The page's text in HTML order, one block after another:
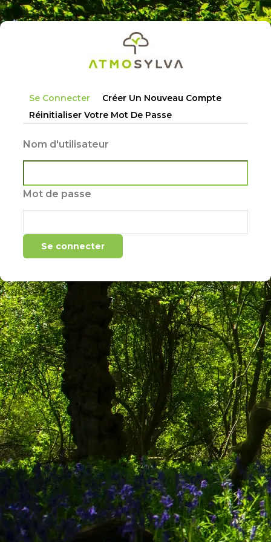
Aller
au
Onglets
principaux
Se Connecter
Créer Un Nouveau Compte
Réinitialiser Votre Mot De Passe
Nom d'utilisateur
Mot de passe